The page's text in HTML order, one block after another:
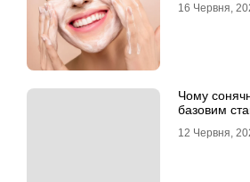
16 Червня,
Чому
базовим
12 Червня,